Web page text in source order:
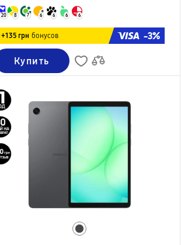
20 8 7 6 6 6 6
+135 грн бонусов -3%
Купить